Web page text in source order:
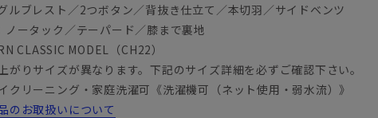
ルブレスト／2つボタン／背抜き仕立て／本切羽／サイドベンツ
ータック／テーパード／膝まで裏地
CLASSIC MODEL（CH22）
りサイズが異なります。下記のサイズ詳細を必ずご確認下さい。
クリーニング・家庭洗濯可《洗濯機可（ネット使用・弱水流）》
のお取扱いについて